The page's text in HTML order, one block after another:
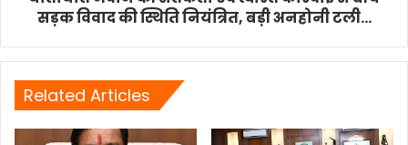
विवाद
बड़ी
अनहोनी
टली...
सड़क विवाद की स्थिति नियंत्रित, बड़ी अनहोनी टली...
Related Articles